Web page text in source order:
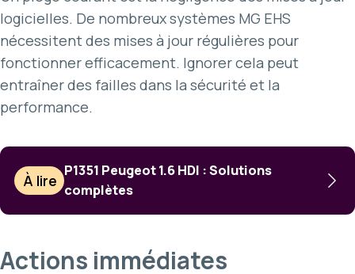
logicielles. De nombreux systèmes MG EHS
nécessitent des mises à jour régulières pour
fonctionner efficacement. Ignorer cela peut
entraîner des failles dans la sécurité et la
performance.
À lire
P1351 Peugeot 1.6 HDI : Solutions
complètes
Actions immédiates